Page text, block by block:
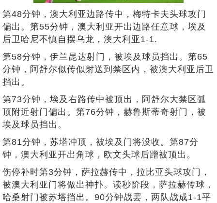
第48分钟，澳大利亚边路传中，梅特卡夫头球攻门
偏出。第55分钟，澳大利亚开出边路任意球，埃及
后卫哈尼不慎自摆乌龙，澳大利亚1-1.
第58分钟，伊兰昆达射门，被埃及球员挡出。第65
分钟，阿舒尔似传似射送到禁区内，被澳大利亚后卫
挡出。
第73分钟，埃及右路传中被顶出，阿舒尔大禁区弧
顶附近射门偏出。第76分钟，赫鲁斯蒂奇射门，被
埃及球员挡出。
第81分钟，苏塔冲顶，被埃及门将没收。第87分
钟，澳大利亚开出角球，欧文头球后蹭被顶出。
伤停补时第3分钟，萨拉赫传中，拉比亚头球攻门，
被澳大利亚门将做出神扑。读秒阶段，萨拉赫传球，
哈桑射门被苏塔挡出。90分钟战罢，两队战成1-1平